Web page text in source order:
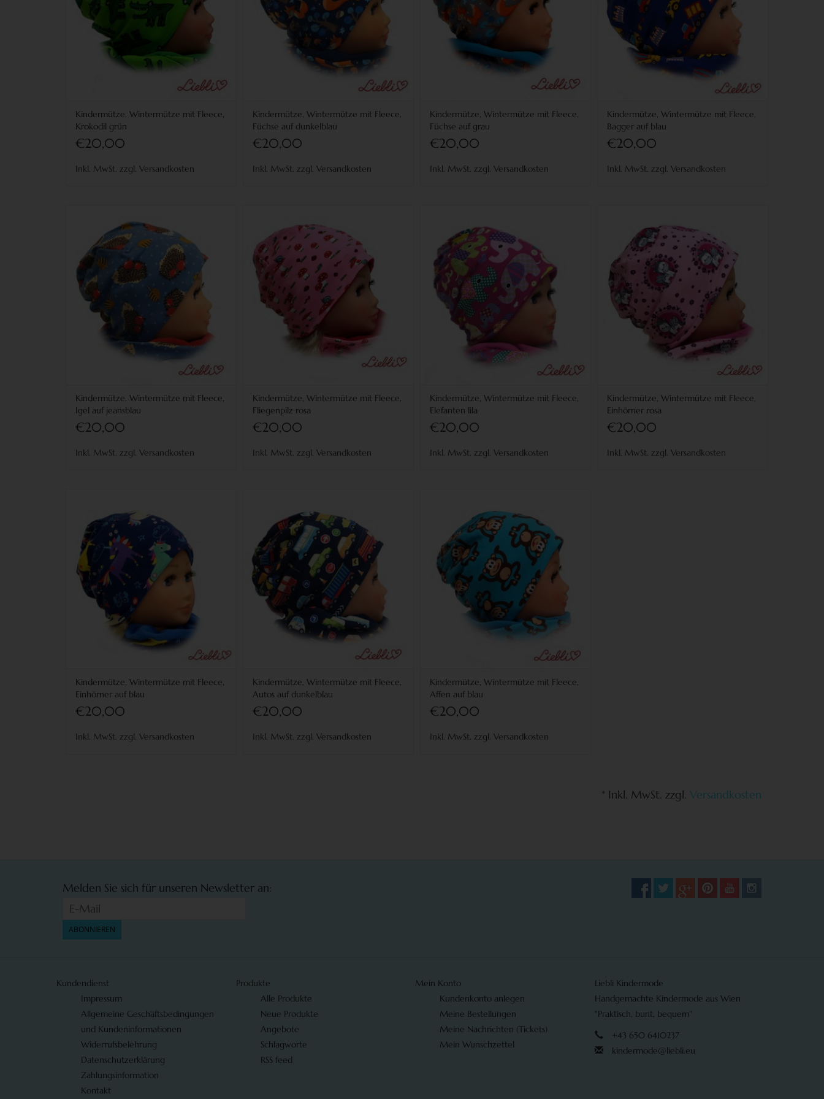
Kindermütze, Wintermütze mit Fleece,
Krokodil grün
€20,00
Inkl. MwSt. zzgl. Versandkosten
Kindermütze, Wintermütze mit Fleece,
Füchse auf dunkelblau
€20,00
Inkl. MwSt. zzgl. Versandkosten
Kindermütze, Wintermütze mit Fleece,
Füchse auf grau
€20,00
Inkl. MwSt. zzgl. Versandkosten
Kindermütze, Wintermütze mit Fleece,
Bagger auf blau
€20,00
Inkl. MwSt. zzgl. Versandkosten
Igel auf jeansblau
für Kopfgrößen 38-56 cm
Kindermütze, Wintermütze mit Fleece,
Igel auf jeansblau
€20,00
Inkl. MwSt. zzgl. Versandkosten
Fliegenpilz rosa
für Kopfgrößen 38-56 cm
Kindermütze, Wintermütze mit Fleece,
Fliegenpilz rosa
€20,00
Inkl. MwSt. zzgl. Versandkosten
für Kopfgrößen 38-56 cm
Kindermütze, Wintermütze mit Fleece,
Elefanten lila
€20,00
Inkl. MwSt. zzgl. Versandkosten
für Kopfgrößen 38-56 cm
Kindermütze, Wintermütze mit Fleece,
Einhörner rosa
€20,00
Inkl. MwSt. zzgl. Versandkosten
für Kopfgrößen 38-56 cm
Kindermütze, Wintermütze mit Fleece,
Einhörner auf blau
€20,00
Inkl. MwSt. zzgl. Versandkosten
für Kopfgrößen 38-56 cm
Kindermütze, Wintermütze mit Fleece,
Autos auf dunkelblau
€20,00
Inkl. MwSt. zzgl. Versandkosten
für Kopfgrößen 38-56 cm
Kindermütze, Wintermütze mit Fleece,
Affen auf blau
€20,00
Inkl. MwSt. zzgl. Versandkosten
* Inkl. MwSt. zzgl. Versandkosten
Melden Sie sich für unseren Newsletter an:
ABONNIEREN
Kundendienst
Impressum
Allgemeine Geschäftsbedingungen
und Kundeninformationen
Widerrufsbelehrung
Datenschutzerklärung
Zahlungsinformation
Kontakt
Produkte
Alle Produkte
Neue Produkte
Angebote
Schlagworte
RSS feed
Mein Konto
Kundenkonto anlegen
Meine Bestellungen
Meine Nachrichten (Tickets)
Mein Wunschzettel
Liebli Kindermode
Handgemachte Kindermode aus Wien
"Praktisch, bunt, bequem"
+43 650 6410237
kindermode@liebli.eu